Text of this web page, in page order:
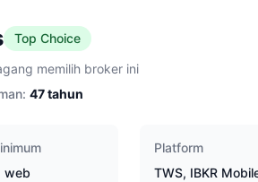
Top Choice
memilih broker ini
47tahun
web
Platform
TWS, IBKR